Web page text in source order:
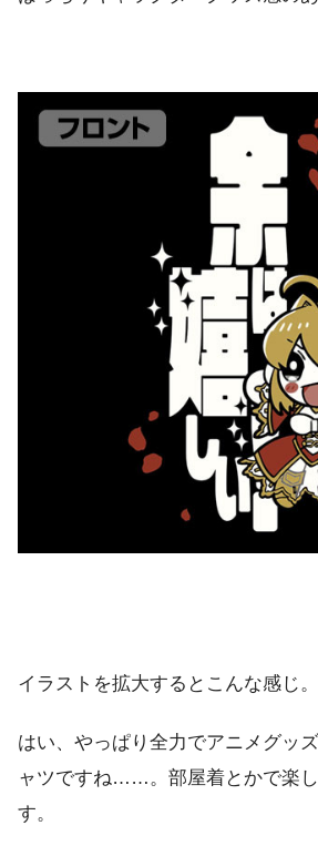
イラストを拡大するとこんな感じ。
はい、やっぱり全力でアニメグッ
ャツですね……。部屋着とかで楽
す。